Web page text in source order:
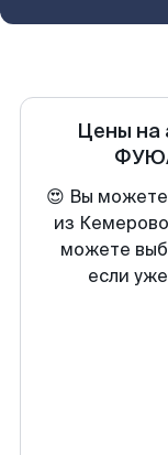
Цены на
😍 Вы можете
из
можете
если